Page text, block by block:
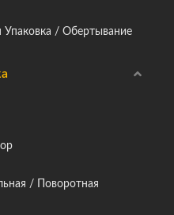
Упаковка / Обертывание
/ Поворотная